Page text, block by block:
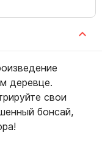
деревце.
свои
бонсай,